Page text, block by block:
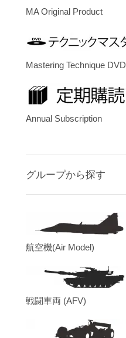
MA Original Product
Mastering Technique DVD
Annual Subscription
グループから探す
航空機(Air Model)
戦闘車両 (AFV)